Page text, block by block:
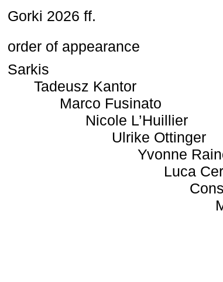
Gorki 2026 ff.
order of appearance
Sarkis
Tadeusz Kantor
Marco Fusinato
Nicole L’Huillier
Ulrike Ottinger
Yvonne
Luca